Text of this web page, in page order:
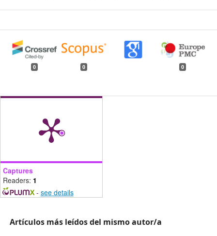
0 0 0
Captures
Readers: 1
- see details
Artículos más leídos del mismo autor/a